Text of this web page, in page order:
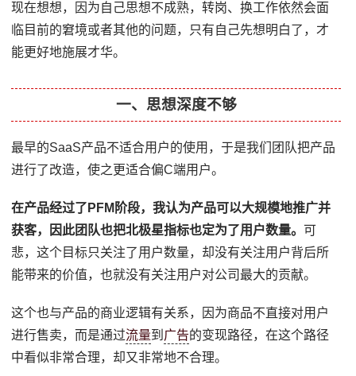
现在想想，因为自己思想不成熟，转岗、换工作依然会面
临目前的窘境或者其他的问题，只有自己先想明白了，才
能更好地施展才华。
一、思想深度不够
最早的SaaS产品不适合用户的使用，于是我们团队把产品
进行了改造，使之更适合偏C端用户。
在产品经过了PFM阶段，我认为产品可以大规模地推广并
获客，因此团队也把北极星指标也定为了用户数量。 可
悲，这个目标只关注了用户数量，却没有关注用户背后所
能带来的价值，也就没有关注用户对公司最大的贡献。
这个也与产品的商业逻辑有关系，因为商品不直接对用户
进行售卖，而是通过流量到 广告的变现路径，在这个路径
中看似非常合理，却又非常地不合理。